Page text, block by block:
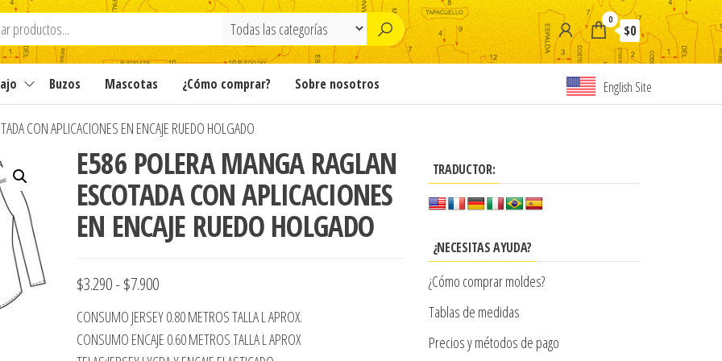
0
$0
Buzos Mascotas ¿Cómo comprar? Sobre nosotros English Site
CON APLICACIONES EN ENCAJE RUEDO HOLGADO
E586 POLERA MANGA RAGLAN
ESCOTADA CON APLICACIONES
EN ENCAJE RUEDO HOLGADO
$3.290- $7.900Rango
de
precios:
CONSUMO JERSEY 0.80 METROS TALLA L APROX.
CONSUMO ENCAJE 0.60 METROS TALLA L APROX
TRADUCTOR:
¿NECESITAS AYUDA?
¿Cómo comprar moldes?
Tablas de medidas
Precios y métodos de pago